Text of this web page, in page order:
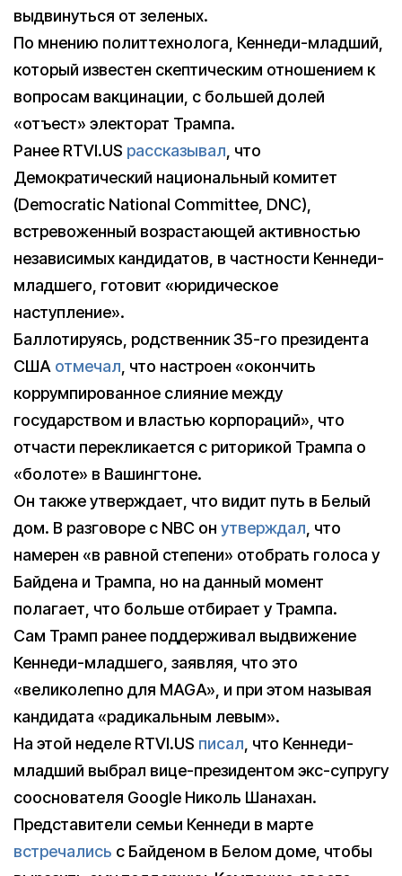
выдвинуться от зеленых.
По мнению политтехнолога, Кеннеди-младший,
который известен скептическим отношением к
вопросам вакцинации, с большей долей
«отъест» электорат Трампа.
Ранее RTVI.US рассказывал, что
Демократический национальный комитет
(Democratic National Committee, DNC),
встревоженный возрастающей активностью
независимых кандидатов, в частности Кеннеди-
младшего, готовит «юридическое
наступление».
Баллотируясь, родственник 35-го президента
США отмечал, что настроен «окончить
коррумпированное слияние между
государством и властью корпораций», что
отчасти перекликается с риторикой Трампа о
«болоте» в Вашингтоне.
Он также утверждает, что видит путь в Белый
дом. В разговоре с NBC он утверждал, что
намерен «в равной степени» отобрать голоса у
Байдена и Трампа, но на данный момент
полагает, что больше отбирает у Трампа.
Сам Трамп ранее поддерживал выдвижение
Кеннеди-младшего, заявляя, что это
«великолепно для MAGA», и при этом называя
кандидата «радикальным левым».
На этой неделе RTVI.US писал, что Кеннеди-
младший выбрал вице-президентом экс-супругу
сооснователя Google Николь Шанахан.
Представители семьи Кеннеди в марте
встречались с Байденом в Белом доме, чтобы